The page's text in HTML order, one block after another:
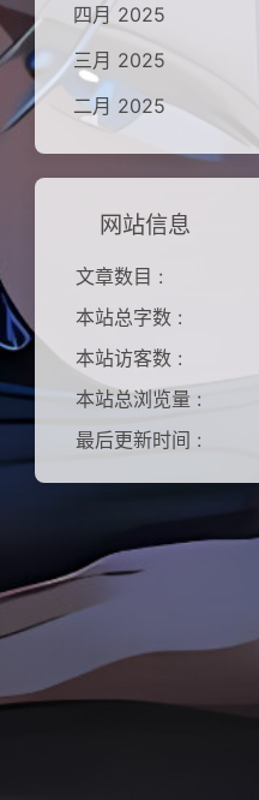
四月 2025
三月 2025
二月 2025
网站信息
文章数目 :
本站总字数 :
本站访客数 :
本站总浏览量 :
最后更新时间 :